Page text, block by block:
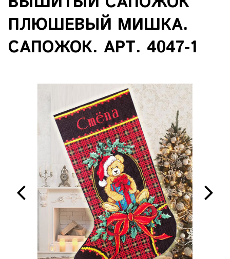
ПЛЮШЕВЫЙ МИШКА.
САПОЖОК. АРТ. 4047-1